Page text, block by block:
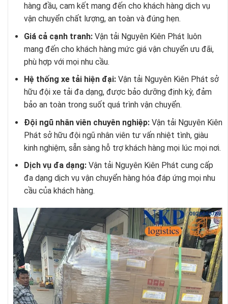
hàng đầu, cam kết mang đến cho khách hàng dịch vụ
vận chuyển chất lượng, an toàn và đúng hẹn.
Giá cả cạnh tranh:Vận tải Nguyên Kiên Phát luôn
mang đến cho khách hàng mức giá vận chuyển ưu đãi,
phù hợp với mọi nhu cầu.
Hệ thống xe tải hiện đại:Vận tải Nguyên Kiên Phát sở
hữu đội xe tải đa dạng, được bảo dưỡng định kỳ, đảm
bảo an toàn trong suốt quá trình vận chuyển.
Đội ngũ nhân viên chuyên nghiệp:Vận tải Nguyên Kiên
Phát sở hữu đội ngũ nhân viên tư vấn nhiệt tình, giàu
kinh nghiệm, sẵn sàng hỗ trợ khách hàng mọi lúc mọi nơi.
Dịch vụ đa dạng:Vận tải Nguyên Kiên Phát cung cấp
đa dạng dịch vụ vận chuyển hàng hóa đáp ứng mọi nhu
cầu của khách hàng.